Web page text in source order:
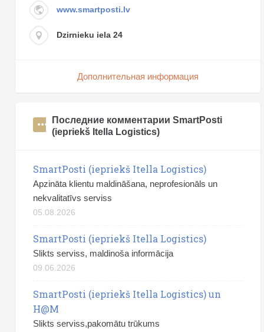
www.smartposti.lv
Dzirnieku iela 24
Дополнительная информация
Последние комментарии SmartPosti
(iepriekš Itella Logistics)
SmartPosti (iepriekš Itella Logistics)
Apzināta klientu maldināšana, neprofesionāls un
nekvalitatīvs serviss
05.08.2026
SmartPosti (iepriekš Itella Logistics)
Slikts serviss, maldinoša informācija
09.06.2026
SmartPosti (iepriekš Itella Logistics) un
H@M
Slikts serviss,pakomātu trūkums